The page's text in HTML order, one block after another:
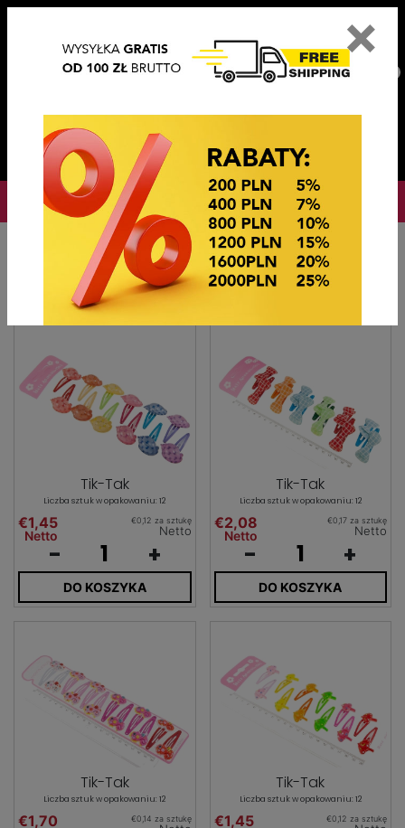
OKAZJE CENOWE! OKAZJE CENOWE!
Strona główna Ozdoby do włosów TIK TAKI Z OZDOBĄ
Tik-Tak
Liczba sztuk w opakowaniu: 12
€1,45
Netto
€0,12 za sztukę
Netto
- +
DO KOSZYKA
Tik-Tak
Liczba sztuk w opakowaniu: 12
€2,08
Netto
€0,17 za sztukę
Netto
- +
DO KOSZYKA
Tik-Tak
Liczba sztuk w opakowaniu: 12
€1,70 €0,14 za sztukę
Tik-Tak
Liczba sztuk w opakowaniu: 12
€1,45 €0,12 za sztukę
×